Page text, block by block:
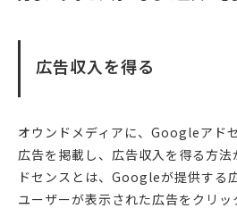
広告収入を得る
オウンドメディアに、Googleアド
広告を掲載し、広告収入を得る方
ドセンスとは、Googleが提供する
ユーザーが表示された広告をクリ